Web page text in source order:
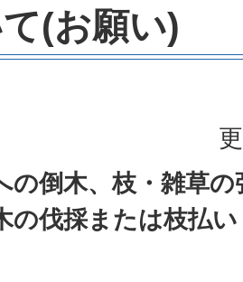
(お願い)
の倒木、枝・雑草
の伐採または枝払